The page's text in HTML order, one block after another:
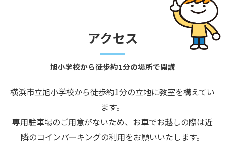
旭小学校から徒歩約1分の場所で開講
アクセス
横浜市立旭小学校から徒歩約1分の立地に教室を構えてい
ます。
専用駐車場のご用意がないため、お車でお越しの際は近
隣のコインパーキングの利用をお願いいたします。